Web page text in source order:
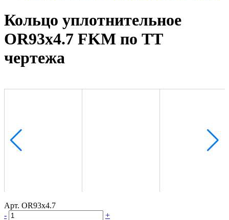
Кольцо уплотнительное
OR93x4.7 FKM по ТТ
чертежа
Арт. OR93x4.7
-
+